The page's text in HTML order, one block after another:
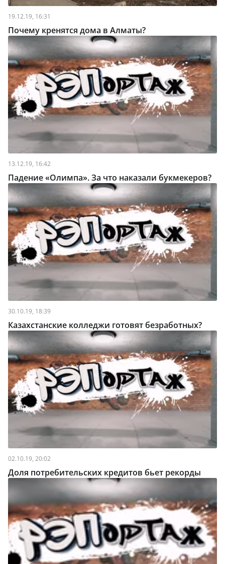
19.12.19, 16:31
Почему кренятся дома в Алматы?
13.12.19, 16:42
Падение «Олимпа». За что наказали букмекеров?
30.10.19, 18:39
Казахстанские колледжи готовят безработных?
02.10.19, 20:02
Доля потребительских кредитов бьет рекорды